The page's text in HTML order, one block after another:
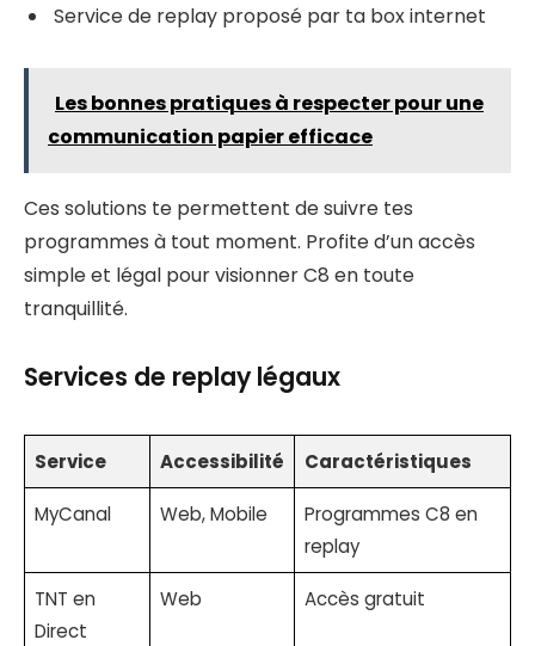
Service de replay proposé par ta box internet
Les bonnes pratiques à respecter pour une
communication papier efficace
Ces solutions te permettent de suivre tes
programmes à tout moment. Profite d’un accès
simple et légal pour visionner C8 en toute
tranquillité.
Services de replay légaux
Service Accessibilité Caractéristiques
MyCanal Web, Mobile
Programmes C8 en
replay
TNT en
Direct
Web Accès gratuit